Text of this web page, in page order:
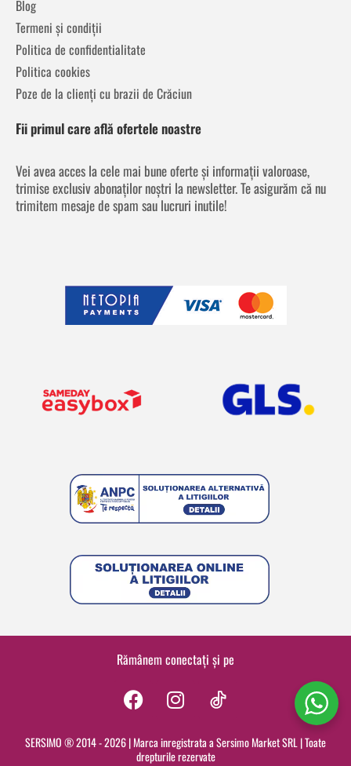
Blog
Termeni și condiții
Politica de confidentialitate
Politica cookies
Poze de la clienți cu brazii de Crăciun
Fii primul care află ofertele noastre
Vei avea acces la cele mai bune oferte și informații valoroase,
trimise exclusiv abonaților noștri la newsletter. Te asigurăm că nu
trimitem mesaje de spam sau lucruri inutile!
Rămânem conectați și pe
F
c
e
I
s
t
SERSIMO ® 2014 - 2026 | Marca inregistrata a Sersimo Market SRL | Toate
drepturile rezervate